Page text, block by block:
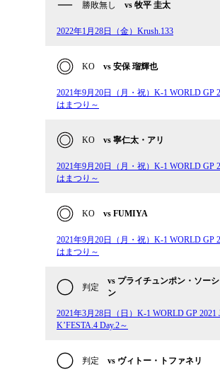
勝敗無し vs 牧平 圭太
2022年1月28日（金）Krush.133
KO vs 安保 瑠輝也
2021年9月20日（月・祝）K-1 WORLD GP
はまつり～
KO vs 寧仁太・アリ
2021年9月20日（月・祝）K-1 WORLD GP
はまつり～
KO vs FUMIYA
2021年9月20日（月・祝）K-1 WORLD GP
はまつり～
判定
vs プライチュンポン・ソー
ン
2021年3月28日（日）K-1 WORLD GP 2021
K’FESTA.4 Day.2～
判定 vs ヴィトー・トファネリ